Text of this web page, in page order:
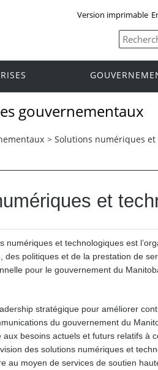
Version imprimable
gouvernementaux
> Solutions numériques
et
numériques et technologiques est
des politiques et de la prestation de
pour le gouvernement du
stratégique pour améliorer
du gouvernement du
besoins actuels et futurs relatifs à
des solutions numériques et
au moyen de services de soutien